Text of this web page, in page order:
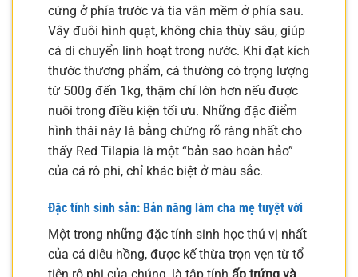
cứng ở phía trước và tia vân mềm ở phía sau.
Vây đuôi hình quạt, không chia thùy sâu, giúp
cá di chuyển linh hoạt trong nước. Khi đạt kích
thước thương phẩm, cá thường có trọng lượng
từ 500g đến 1kg, thậm chí lớn hơn nếu được
nuôi trong điều kiện tối ưu. Những đặc điểm
hình thái này là bằng chứng rõ ràng nhất cho
thấy Red Tilapia là một “bản sao hoàn hảo”
của cá rô phi, chỉ khác biệt ở màu sắc.
Đặc tính sinh sản: Bản năng làm cha mẹ tuyệt vời
Một trong những đặc tính sinh học thú vị nhất
của cá diêu hồng, được kế thừa trọn vẹn từ tổ